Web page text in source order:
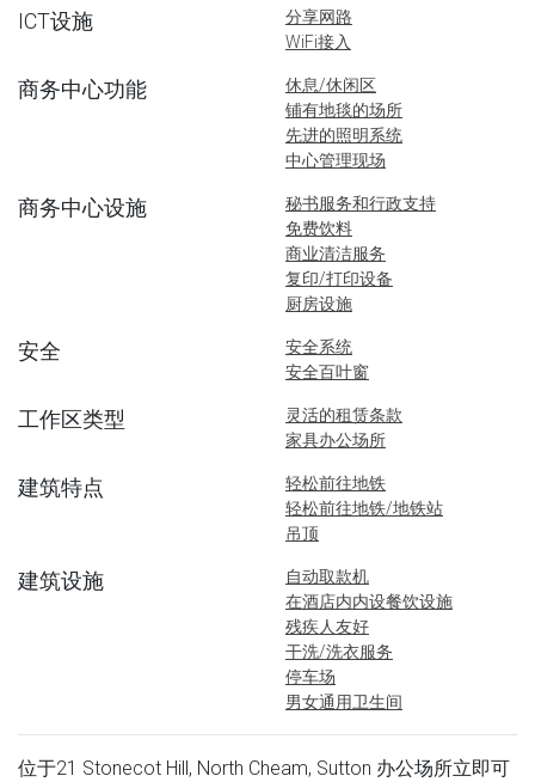
ICT设施
分享网路
WiFi接入
商务中心功能
休息/休闲区
铺有地毯的场所
先进的照明系统
中心管理现场
商务中心设施
秘书服务和行政支持
免费饮料
商业清洁服务
复印/打印设备
厨房设施
安全
安全系统
安全百叶窗
工作区类型
灵活的租赁条款
家具办公场所
建筑特点
轻松前往地铁
轻松前往地铁/地铁站
吊顶
建筑设施
自动取款机
在酒店内内设餐饮设施
残疾人友好
干洗/洗衣服务
停车场
男女通用卫生间
位于21 Stonecot Hill, North Cheam, Sutton 办公场所立即可